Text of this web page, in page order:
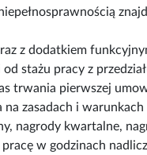
z dodatkiem
stażu pracy z
trwania pierwszej
zasadach i
nagrody kwartalne,
w godzinach